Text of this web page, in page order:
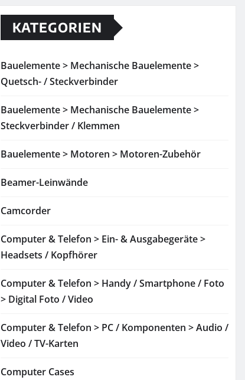
KATEGORIEN
Bauelemente > Mechanische Bauelemente >
Quetsch- / Steckverbinder
Bauelemente > Mechanische Bauelemente >
Steckverbinder / Klemmen
Bauelemente > Motoren > Motoren-Zubehör
Beamer-Leinwände
Camcorder
Computer & Telefon > Ein- & Ausgabegeräte >
Headsets / Kopfhörer
Computer & Telefon > Handy / Smartphone / Foto
> Digital Foto / Video
Computer & Telefon > PC / Komponenten > Audio /
Video / TV-Karten
Computer Cases